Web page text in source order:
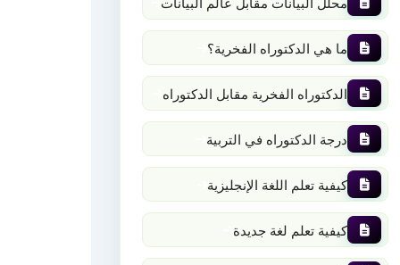
ما هي الدكتوراه الفخرية؟
الدكتوراه الفخرية مقابل الدكتوراه
درجة الدكتوراه في التربية
كيفية تعلم اللغة الإنجليزية
كيفية تعلم لغة جديدة